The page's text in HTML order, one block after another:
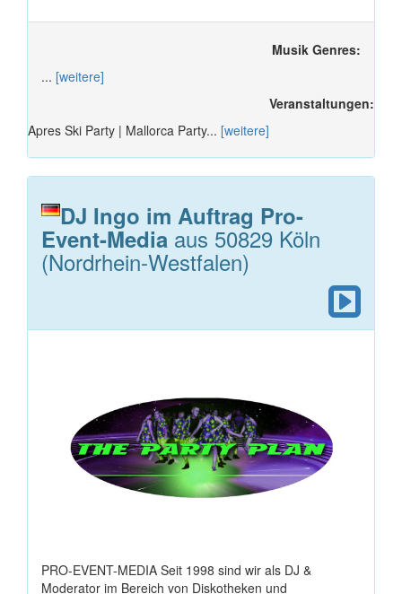
Musik Genres:
... [weitere]
Veranstaltungen:
Apres Ski Party | Mallorca Party... [weitere]
DJ Ingo im Auftrag Pro-
Event-Media aus 50829 Köln
(Nordrhein-Westfalen)
PRO-EVENT-MEDIA Seit 1998 sind wir als DJ &
Moderator im Bereich von Diskotheken und